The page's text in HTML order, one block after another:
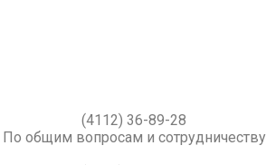
(4112) 36-89-28
По общим вопросам и сотрудничеству